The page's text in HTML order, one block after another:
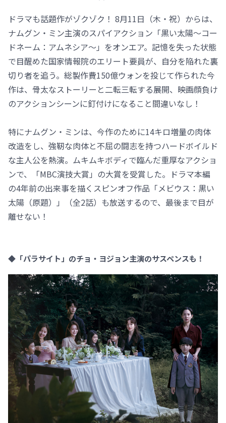
ドラマも話題作がゾクゾク！ 8月11日（木・祝）からは、
ナムグン・ミン主演のスパイアクション「黒い太陽～コー
ドネーム：アムネシア～」をオンエア。記憶を失った状態
で目醒めた国家情報院のエリート要員が、自分を陥れた裏
切り者を追う。総製作費150億ウォンを投じて作られた今
作は、骨太なストーリーと二転三転する展開、映画顔負け
のアクションシーンに釘付けになること間違いなし！
特にナムグン・ミンは、今作のために14キロ増量の肉体
改造をし、強靭な肉体と不屈の闘志を持つハードボイルド
な主人公を熱演。ムキムキボディで臨んだ重厚なアクショ
ンで、「MBC演技大賞」の大賞を受賞した。ドラマ本編
の4年前の出来事を描くスピンオフ作品「メビウス：黒い
太陽（原題）」（全2話）も放送するので、最後まで目が
離せない！
◆「パラサイト」のチョ・ヨジョン主演のサスペンスも！